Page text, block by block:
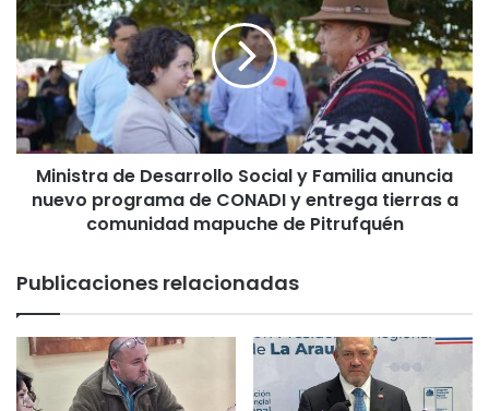
e
e
m
e
r
g
e
o
r
o
n
i
s
t
r
a
d
r
r
o
l
o
Ministra de Desarrollo Social y Familia anuncia
nuevo programa de CONADI y entrega tierras a
comunidad mapuche de Pitrufquén
Publicaciones relacionadas